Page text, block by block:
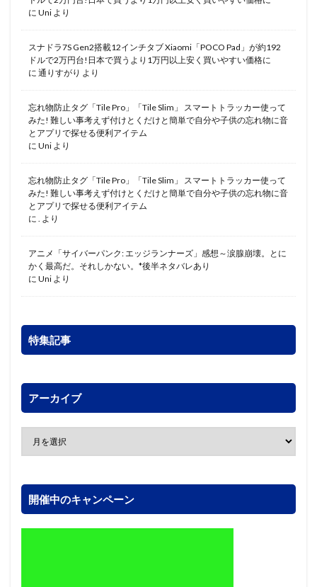
に Uni より
スナドラ7S Gen2搭載12インチタブ Xiaomi「POCO Pad」が約192
ドルで2万円台!日本で買うより1万円以上安く買いやすい価格に
に 通りすがり より
忘れ物防止タグ「Tile Pro」「Tile Slim」 スマートトラッカー使って
みた! 難しい事考えず付けとくだけと簡単で自分や子供の忘れ物に音
とアプリで探せる便利アイテム
に Uni より
忘れ物防止タグ「Tile Pro」「Tile Slim」 スマートトラッカー使って
みた! 難しい事考えず付けとくだけと簡単で自分や子供の忘れ物に音
とアプリで探せる便利アイテム
に
より
アニメ「サイバーパンク: エッジランナーズ」感想～涙腺崩壊。とに
かく最高だ。それしかない。*後半ネタバレあり
に Uni より
特集記事
アーカイブ
開催中のキャンペーン